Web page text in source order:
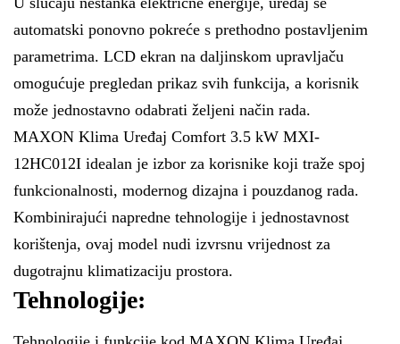
automatski ponovno pokreće s prethodno postavljenim
parametrima. LCD ekran na daljinskom upravljaču
omogućuje pregledan prikaz svih funkcija, a korisnik
može jednostavno odabrati željeni način rada.
MAXON Klima Uređaj Comfort 3.5 kW MXI-
12HC012I idealan je izbor za korisnike koji traže spoj
funkcionalnosti, modernog dizajna i pouzdanog rada.
Kombinirajući napredne tehnologije i jednostavnost
korištenja, ovaj model nudi izvrsnu vrijednost za
dugotrajnu klimatizaciju prostora.
Tehnologije: